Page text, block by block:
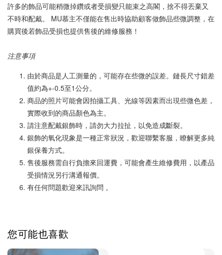
許多的飾品可能稍微掉鑽或者受損變只能束之高閣，捨不得丟棄又
不時和配戴。 MU慕主不僅能在售出時協助顧客做飾品些微調整，在
購買後若飾品受損也提供售後的維修服務！
注意事項
由於商品是人工測量的，可能存在些微的誤差。鏈長尺寸錯差
值約為+-0.5至1公分。
商品的照片可能會因拍攝工具、光線等因素而出現些微色差，
實際收到的商品顏色為主。
請注意配戴銀飾時，請勿大力拉扯，以免造成斷裂。
銀飾的氧化現象是一種正常狀況，歡迎聯繫客服，瞭解更多純
銀保養方式。
售後服務需自行負擔來回運費，可能會產生維修費用，以產品
受損情況另行溝通報價。
有任何問題歡迎來訊詢問 。
您可能也喜歡